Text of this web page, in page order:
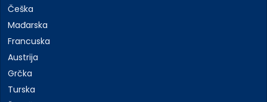
Češka
Mađarska
Francuska
Austrija
Grčka
Turska